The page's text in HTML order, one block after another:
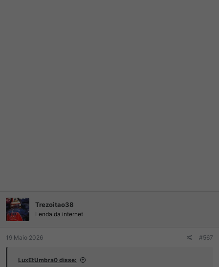
Trezoitao38
Lenda da internet
19 Maio 2026 #567
LuxEtUmbra0 disse: